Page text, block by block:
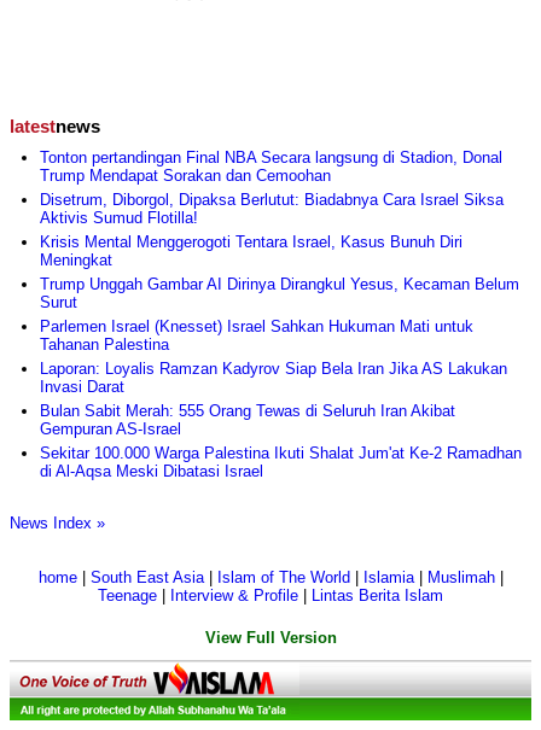
latestnews
Tonton pertandingan Final NBA Secara langsung di Stadion, Donal
Trump Mendapat Sorakan dan Cemoohan
Disetrum, Diborgol, Dipaksa Berlutut: Biadabnya Cara Israel Siksa
Aktivis Sumud Flotilla!
Krisis Mental Menggerogoti Tentara Israel, Kasus Bunuh Diri
Meningkat
Trump Unggah Gambar AI Dirinya Dirangkul Yesus, Kecaman Belum
Surut
Parlemen Israel (Knesset) Israel Sahkan Hukuman Mati untuk
Tahanan Palestina
Laporan: Loyalis Ramzan Kadyrov Siap Bela Iran Jika AS Lakukan
Invasi Darat
Bulan Sabit Merah: 555 Orang Tewas di Seluruh Iran Akibat
Gempuran AS-Israel
Sekitar 100.000 Warga Palestina Ikuti Shalat Jum'at Ke-2 Ramadhan
di Al-Aqsa Meski Dibatasi Israel
News Index »
home| South East Asia| Islam of The World Islamia| Muslimah|
Teenage
Interview & Profile Lintas Berita Islam
View Full Version